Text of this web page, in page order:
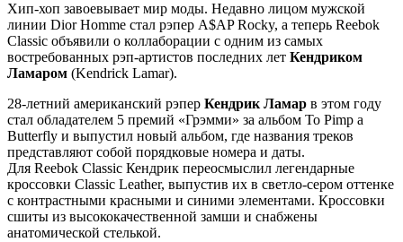
Хип-хоп завоевывает мир моды. Недавно лицом мужской
линии Dior Homme стал рэпер A$AP Rocky, а теперь Reebok
Classic объявили о коллаборации с одним из самых
востребованных рэп-артистов последних лет Кендриком
Ламаром (Kendrick Lamar).
28-летний американский рэпер Кендрик Ламар в этом году
стал обладателем 5 премий «Грэмми» за альбом To Pimp a
Butterfly и выпустил новый альбом, где названия треков
представляют собой порядковые номера и даты.
Для Reebok Classic Кендрик переосмыслил легендарные
кроссовки Classic Leather, выпустив их в светло-сером оттенке
с контрастными красными и синими элементами. Кроссовки
сшиты из высококачественной замши и снабжены
анатомической стелькой.